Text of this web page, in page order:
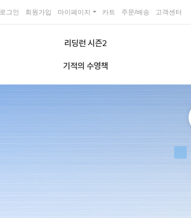
로그인 회원가입 마이페이지 카트 주문/배송 고객센터
리딩런 시즌2
기적의 수영책